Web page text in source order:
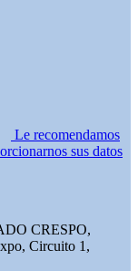
Le recomendamos
sus datos
CRESPO,
Circuito 1,